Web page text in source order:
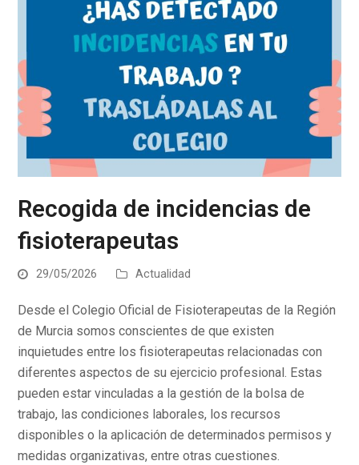
Recogida de incidencias de
fisioterapeutas
29/05/2026 Actualidad
Desde el Colegio Oficial de Fisioterapeutas de la Región
de Murcia somos conscientes de que existen
inquietudes entre los fisioterapeutas relacionadas con
diferentes aspectos de su ejercicio profesional. Estas
pueden estar vinculadas a la gestión de la bolsa de
trabajo, las condiciones laborales, los recursos
disponibles o la aplicación de determinados permisos y
medidas organizativas, entre otras cuestiones.